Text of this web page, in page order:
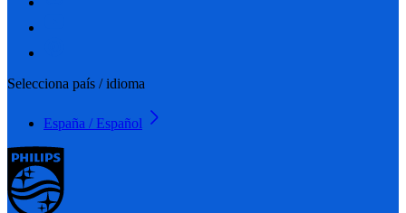
Selecciona país / idioma
España / Español